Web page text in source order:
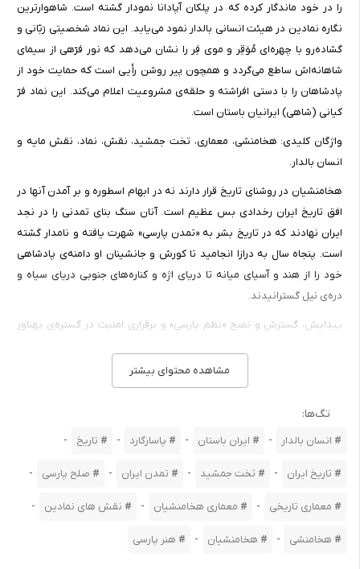
را در خود ماندگار کرده که در پلکان آپادانا نمودار گشته است. شاهوارترین
نگاره نمادین در هیئت انسانی بالدار نمود می‌یابد. این نماد شخصیتی رَبّانی و
گشاده‌رو با چهره‌ای مُوَقِر و موی فِر را نشان می‌دهد که نور فرّهی از سیمای
شاهانه‌اش ساطع می‌گردد و همچون پیر روشن رأیی است که حمایت خود از
پادشاهان را با دستی افراشته و حلقه‌ی مشروعیت اعلام می‌کند. این نماد فرّ
کیانی (شاهی) ایرانیان باستان است.
واژگان کلیدی: هخامنشی، معماری، تخت جمشید، نقش، نماد، نقش مایه و
انسان بالدار.
هخامنشیان در روشنای تاریخ قرار دارند نه در ابهام اسطوره و بر آمدن آنها در
افق تاریخ ایران رخدادی بس عظیم است. آنان سنگ بنای تمدنی را در نجد
ایران نهادند که در تاریخ بشر به «تمدن پارسی» شهرت یافته و نامدار گشته
است. پنجاه سال به درازا انجامید تا کورش و جانشینان او دامنه‌ی پادشاهی
خود را از هند و آسیای میانه تا دریای اژه و کناره‌های جنوبی دریای سیاه و
دره‌ی نیل گسترانیدند.
پیدایش، گسترش و نضج «نظم پارسی» و برقراری امنیت در گستره‌ی پهناور
کورش در اندک زمانی حکومتی پدید آورد که داعیه‌ی جهانی داشت و این پیام
با فتح بابل (539ق.م)، که عروس دنیای باستان بود، با صدایی رسا عنوان و
اعلام شد. سردار پارسی نیت خویش را با صلاح دید کاهنان معبد مردوک با
برای زندگی مسالمت‌آمیز و اداره‌ی جامعه جاودانه کرد. او با تکیه بر تجارب
پیشینیان دریافته بود که برای برقراری نظم در قلمروی متنوع، نیازمند تشریک
کرد و آزادی در عقاید را تضمین نمود. خط مشی بنیانگذار شاهنشاهی
هخاخمنشی را داریوش یکم (بزرگ) ادامه داد. این خط و مشی چیزی جز
مشاهده محتوای بیشتر
تگ‌ها:
انسان بالدار - ایران باستان - پاسارگارد - تاریخ -
تاریخ ایران - تخت جمشید - تمدن ایران - صلح پارسی -
معماری تاریخی - معماری هخامنشیان - نقش های نمادین -
هخامنشی - هخامنشیان - هنر پارسی